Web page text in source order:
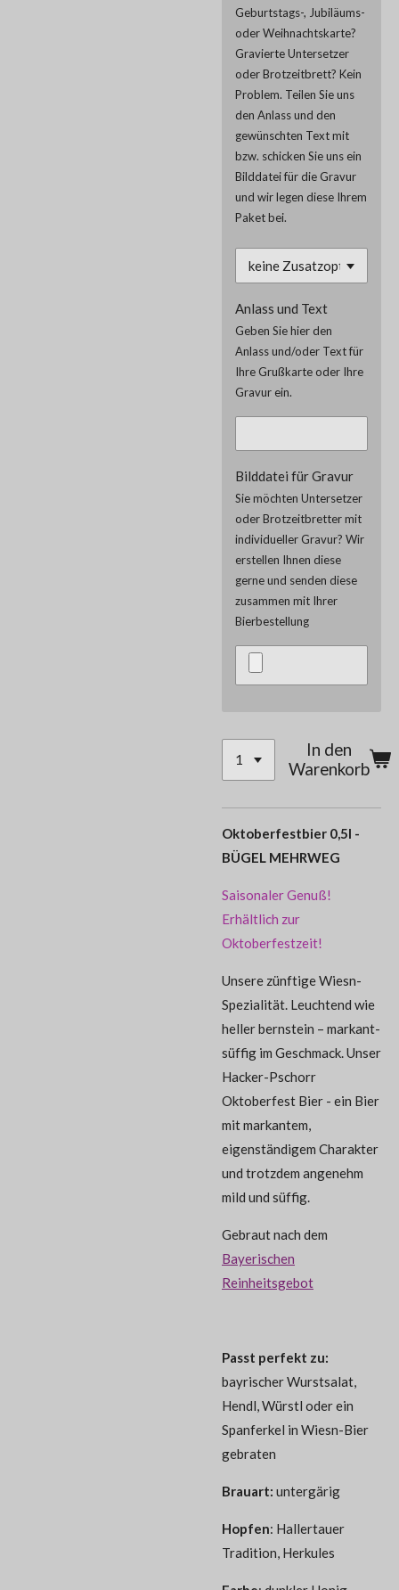
Geburtstags-, Jubiläums-
oder Weihnachtskarte?
Gravierte Untersetzer
oder Brotzeitbrett? Kein
Problem. Teilen Sie uns
den Anlass und den
gewünschten Text mit
bzw. schicken Sie uns ein
Bilddatei für die Gravur
und wir legen diese Ihrem
Paket bei.
Anlass und Text
Geben Sie hier den
Anlass und/oder Text für
Ihre Grußkarte oder Ihre
Gravur ein.
Bilddatei für Gravur
Sie möchten Untersetzer
oder Brotzeitbretter mit
individueller Gravur? Wir
erstellen Ihnen diese
gerne und senden diese
zusammen mit Ihrer
Bierbestellung
In den
Warenkorb
Oktoberfestbier 0,5l -
BÜGEL MEHRWEG
Saisonaler Genuß!
Erhältlich zur
Oktoberfestzeit!
Unsere zünftige Wiesn-
Spezialität. Leuchtend wie
heller bernstein – markant-
süffig im Geschmack. Unser
Hacker-Pschorr
Oktoberfest Bier - ein Bier
mit markantem,
eigenständigem Charakter
und trotzdem angenehm
mild und süffig.
Gebraut nach dem
Bayerischen
Reinheitsgebot
Passt perfekt zu:
bayrischer Wurstsalat,
Hendl, Würstl oder ein
Spanferkel in Wiesn-Bier
gebraten
Brauart: untergärig
Hopfen: Hallertauer
Tradition, Herkules